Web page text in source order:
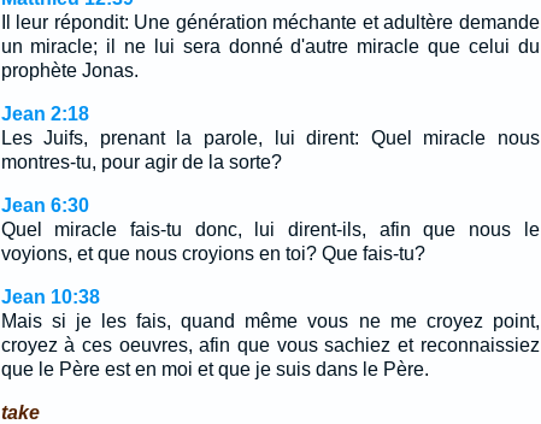
Il leur répondit: Une génération méchante et adultère demande
un miracle; il ne lui sera donné d'autre miracle que celui du
prophète Jonas.
Jean 2:18
Les Juifs, prenant la parole, lui dirent: Quel miracle nous
montres-tu, pour agir de la sorte?
Jean 6:30
Quel miracle fais-tu donc, lui dirent-ils, afin que nous le
voyions, et que nous croyions en toi? Que fais-tu?
Jean 10:38
Mais si je les fais, quand même vous ne me croyez point,
croyez à ces oeuvres, afin que vous sachiez et reconnaissiez
que le Père est en moi et que je suis dans le Père.
take